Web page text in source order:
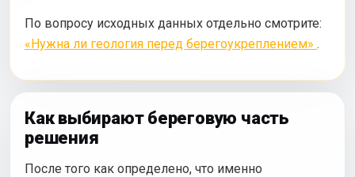
По вопросу исходных данных отдельно смотрите:
«Нужна ли геология перед берегоукреплением» .
Как выбирают береговую часть
решения
После того как определено, что именно